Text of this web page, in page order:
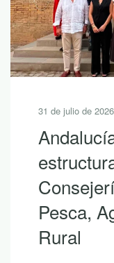
31 de julio de 2026
Pesca,
Rural